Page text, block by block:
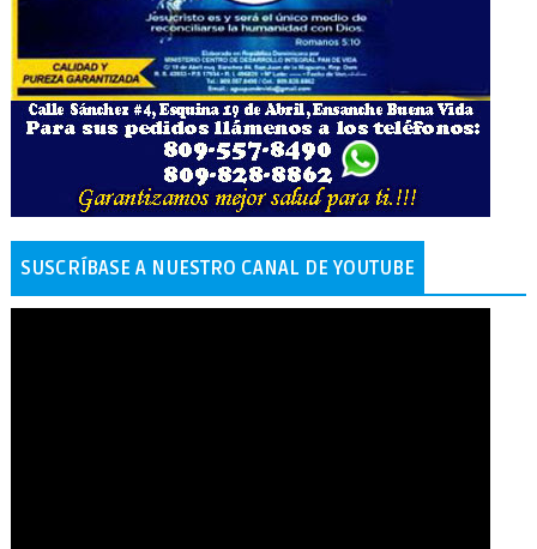
SUSCRÍBASE A NUESTRO CANAL DE YOUTUBE